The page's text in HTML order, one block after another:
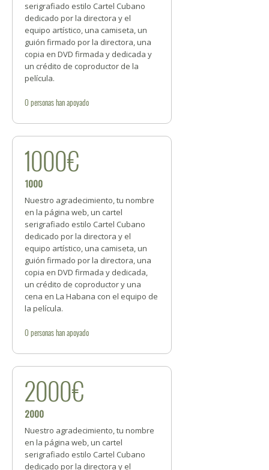
serigrafiado estilo Cartel Cubano
dedicado por la directora y el
equipo artístico, una camiseta, un
guión firmado por la directora, una
copia en DVD firmada y dedicada y
un crédito de coproductor de la
película.
0 personashan apoyado
1000€
1000
Nuestro agradecimiento, tu nombre
en la página web, un cartel
serigrafiado estilo Cartel Cubano
dedicado por la directora y el
equipo artístico, una camiseta, un
guión firmado por la directora, una
copia en DVD firmada y dedicada,
un crédito de coproductor y una
cena en La Habana con el equipo de
la película.
0 personashan apoyado
2000€
2000
Nuestro agradecimiento, tu nombre
en la página web, un cartel
serigrafiado estilo Cartel Cubano
dedicado por la directora y el